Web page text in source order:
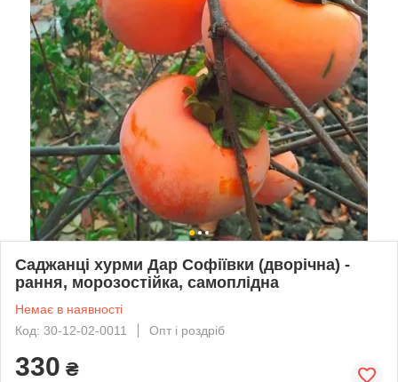
Саджанці хурми Дар Софіївки (дворічна) -
рання, морозостійка, самоплідна
Немає в наявності
Код: 30-12-02-0011
Опт і роздріб
330 ₴